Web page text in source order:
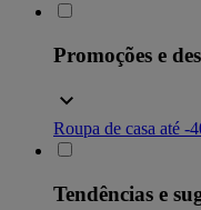
Promoções e
Roupa de casa até -
Tendências e